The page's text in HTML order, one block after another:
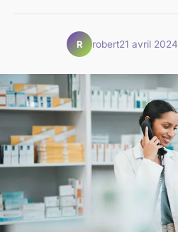
R robert21 avril 2024